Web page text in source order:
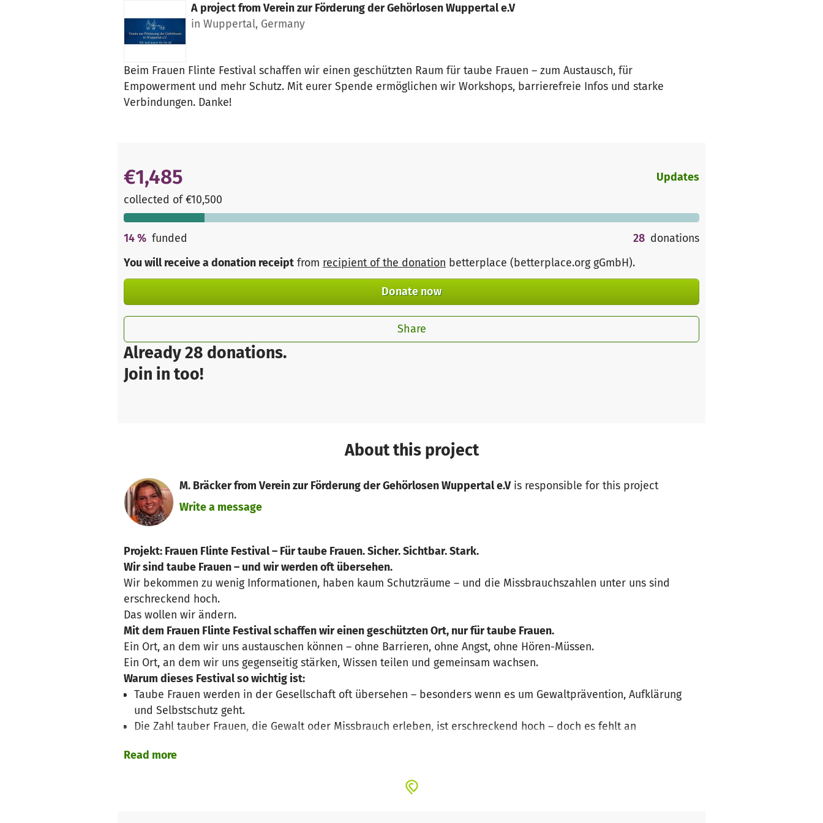
A project from Verein zur Förderung der Gehörlosen Wuppertal e.V
in Wuppertal, Germany
Beim Frauen Flinte Festival schaffen wir einen geschützten Raum für taube Frauen – zum Austausch, für
Empowerment und mehr Schutz. Mit eurer Spende ermöglichen wir Workshops, barrierefreie Infos und starke
Verbindungen. Danke!
Already 28 donations.
Join in too!
€1,485
collected of €10,500
Updates
14% funded 28 donations
You will receive a donation receipt from recipient of the donation betterplace (betterplace.org gGmbH).
Donate now
Share
About this project
M. Bräcker from Verein zur Förderung der Gehörlosen Wuppertal e.Vis responsible for this project
Write a message
Projekt: Frauen Flinte Festival – Für taube Frauen. Sicher. Sichtbar. Stark.
Wir sind taube Frauen – und wir werden oft übersehen.
Wir bekommen zu wenig Informationen, haben kaum Schutzräume – und die Missbrauchszahlen unter uns sind
erschreckend hoch.
Das wollen wir ändern.
Mit dem Frauen Flinte Festival schaffen wir einen geschützten Ort, nur für taube Frauen.
Ein Ort, an dem wir uns austauschen können – ohne Barrieren, ohne Angst, ohne Hören-Müssen.
Ein Ort, an dem wir uns gegenseitig stärken, Wissen teilen und gemeinsam wachsen.
Warum dieses Festival so wichtig ist:
Taube Frauen werden in der Gesellschaft oft übersehen – besonders wenn es um Gewaltprävention, Aufklärung
und Selbstschutz geht.
Die Zahl tauber Frauen, die Gewalt oder Missbrauch erleben, ist erschreckend hoch – doch es fehlt an
Viele Informationen (z. B. zu Rechten, Körper, Sexualität oder Schutzmöglichkeiten) sind nicht in Deutscher
Wir brauchen Räume, in denen wir sicher sind – und unter uns.
Read more